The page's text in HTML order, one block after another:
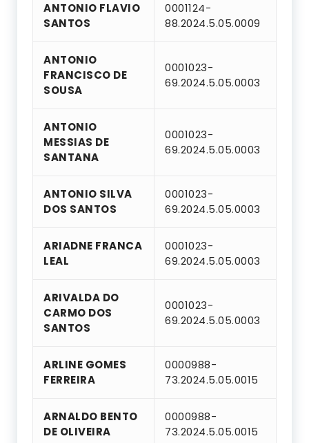
ANTONIO FLAVIO
SANTOS
0001124-
88.2024.5.05.0009
ANTONIO
FRANCISCO DE
SOUSA
0001023-
69.2024.5.05.0003
ANTONIO
MESSIAS DE
SANTANA
0001023-
69.2024.5.05.0003
ANTONIO SILVA
DOS SANTOS
0001023-
69.2024.5.05.0003
ARIADNE FRANCA
LEAL
0001023-
69.2024.5.05.0003
ARIVALDA DO
CARMO DOS
SANTOS
0001023-
69.2024.5.05.0003
ARLINE GOMES
FERREIRA
0000988-
73.2024.5.05.0015
ARNALDO BENTO
DE OLIVEIRA
0000988-
73.2024.5.05.0015